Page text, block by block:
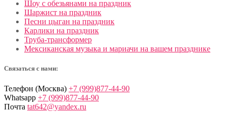
Шоу с обезьянами на праздник
Шаржист на праздник
Песни цыган на праздник
Карлики на праздник
Труба-трансформер
Мексиканская музыка и мариачи на вашем празднике
Связаться с нами:
Телефон (Москва) +7 (999)877-44-90
Whatsapp +7 (999)877-44-90
Почта tat642@yandex.ru